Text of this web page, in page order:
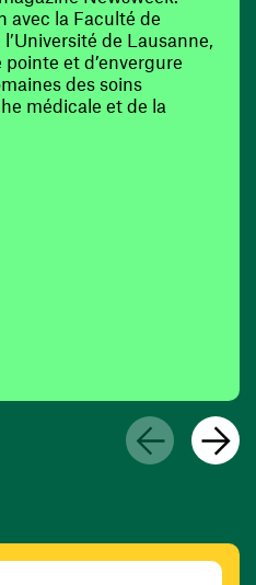
avec la Faculté de
de Lausanne,
et d’envergure
des soins
médicale et de la